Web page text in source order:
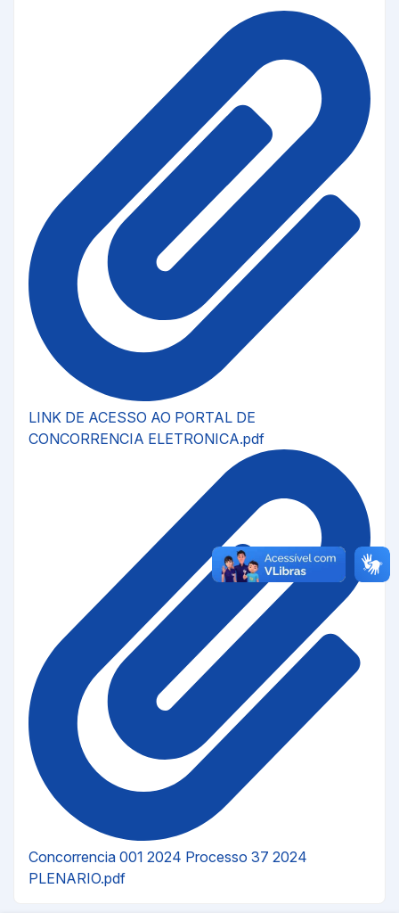
LINK DE ACESSO AO PORTAL DE
CONCORRENCIA ELETRONICA.pdf
Concorrencia 001 2024 Processo 37 2024
PLENARIO.pdf